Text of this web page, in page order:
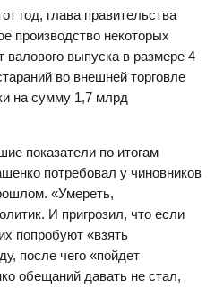
год, глава правительства
производство некоторых
валового выпуска в размере 4
во внешней торговле
на сумму 1,7 млрд
показатели по итогам
потребовал у чиновников
«Умереть,
И пригрозил, что если
попробуют «взять
после чего «пойдет
обещаний давать не стал,